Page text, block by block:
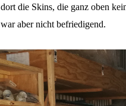
dort die Skins, die ganz oben
war aber nicht befriedigend.